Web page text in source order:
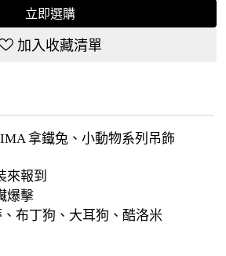
立即選購
加入收藏清單
拿鐵兔、小動物系列吊飾
來報到
爆擊
布丁狗、大耳狗、酷洛米